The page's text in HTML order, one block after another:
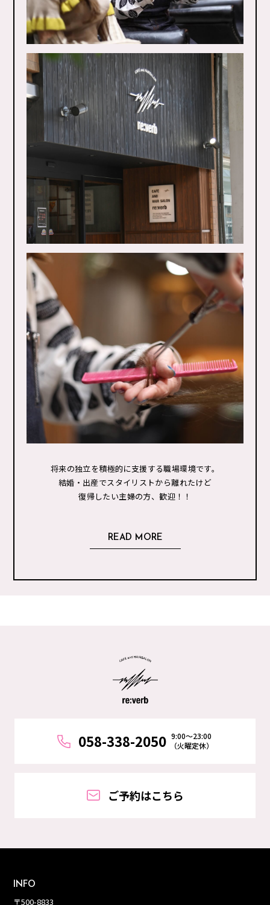
将来の独立を積極的に支援する職場環境です。
結婚・出産でスタイリストから離れたけど
復帰したい主婦の方、歓迎！！
READ MORE
058-338-2050 9:00～23:00
（火曜定休）
ご予約はこちら
INFO
〒500-8833